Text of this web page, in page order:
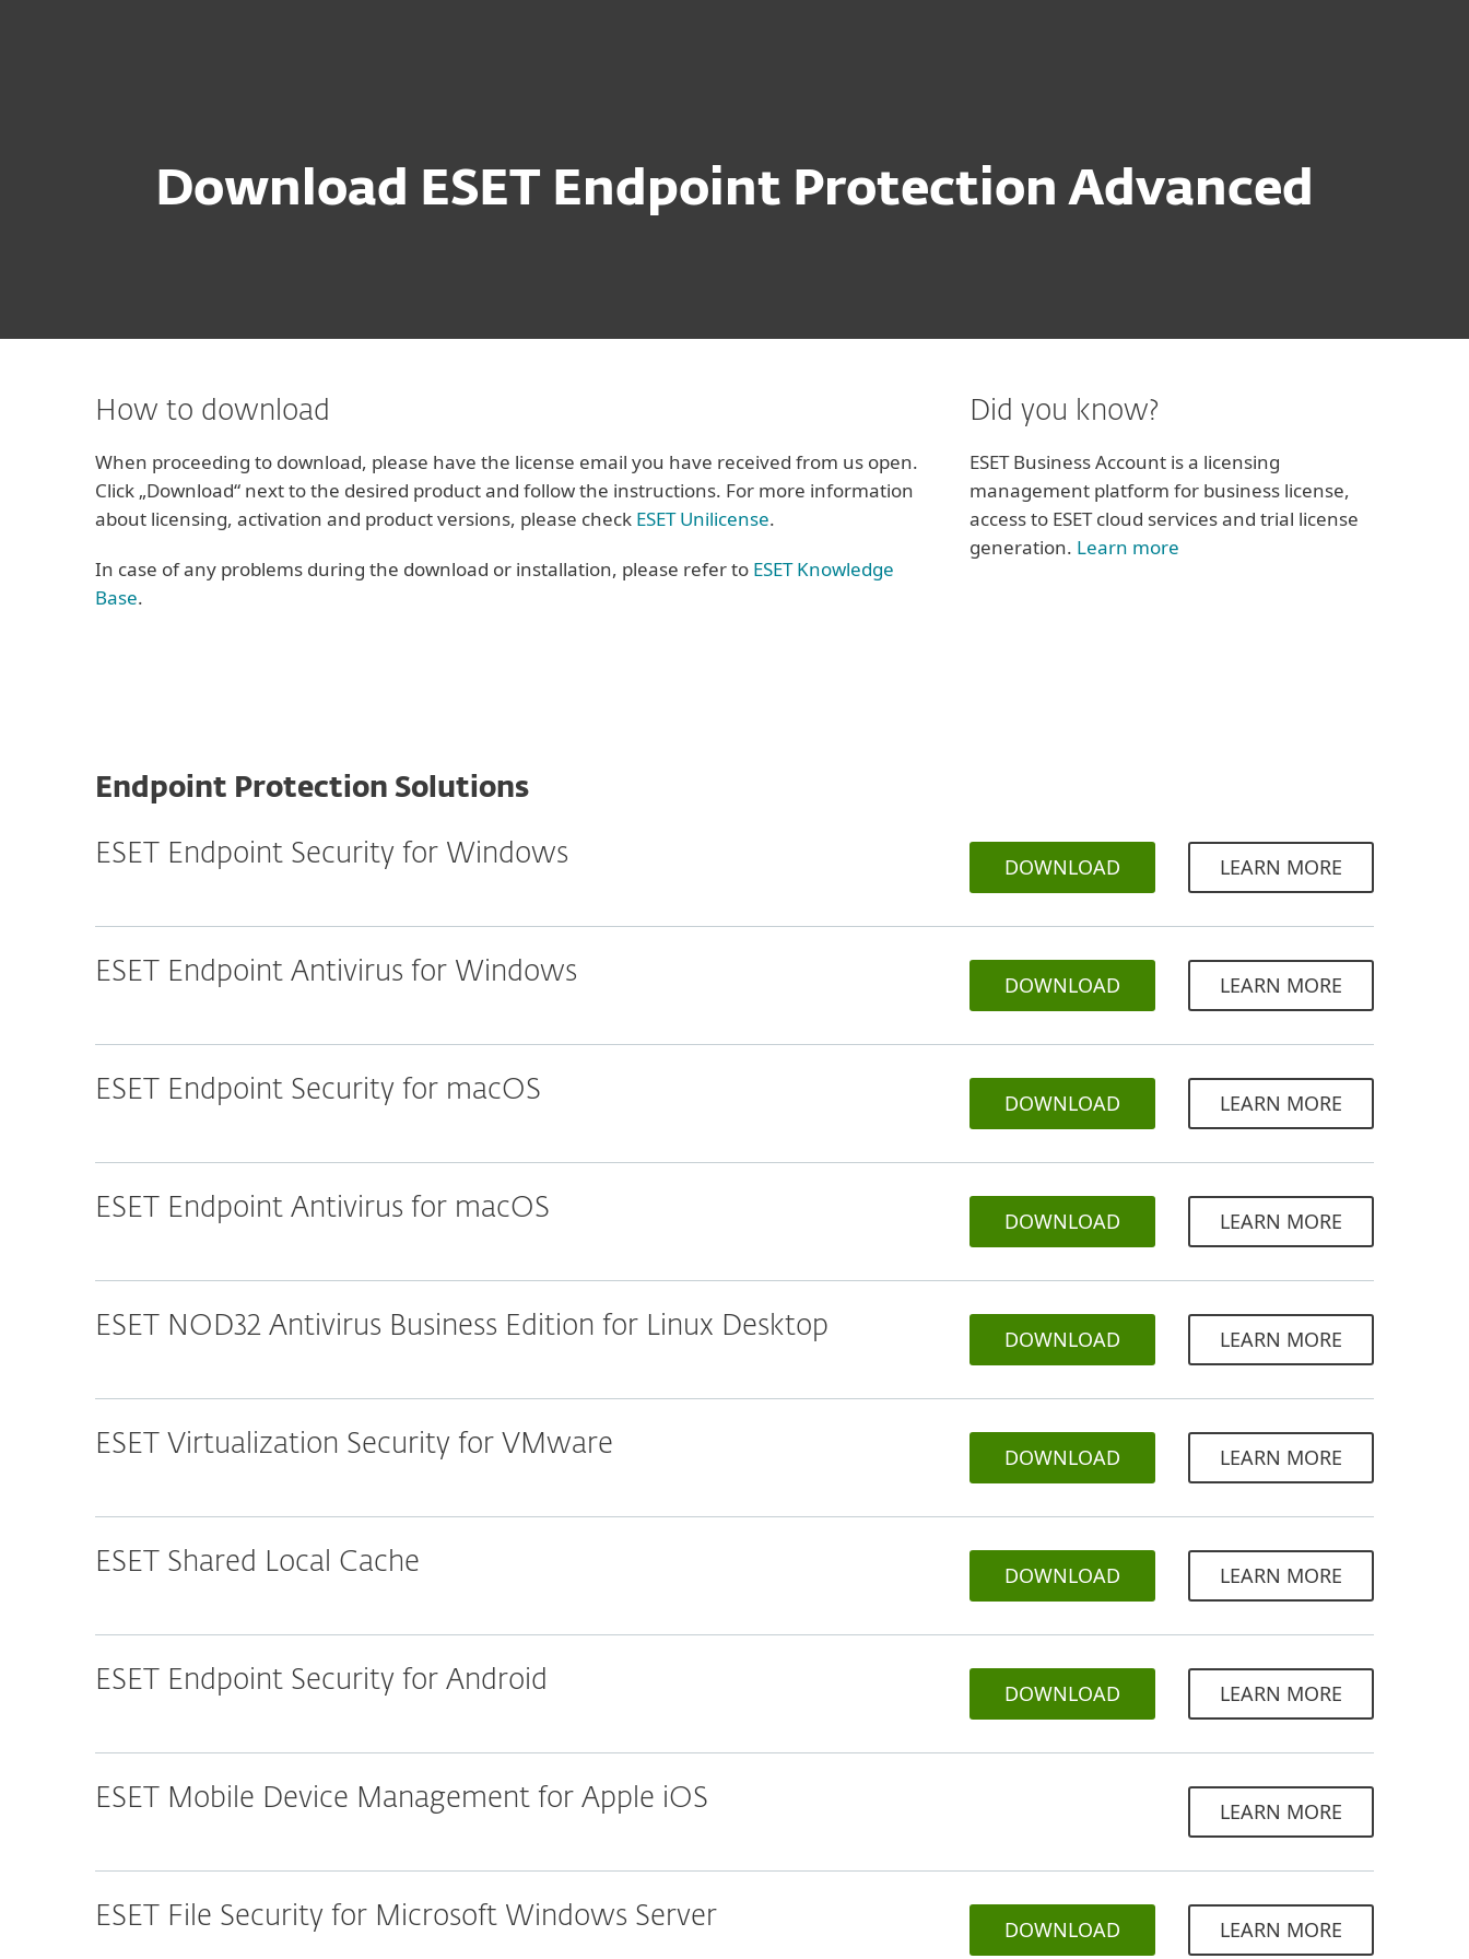
Download ESET Endpoint Protection Advanced
How to download
When proceeding to download, please have the license email you have received from us open.
Click „Download“ next to the desired product and follow the instructions. For more information
about licensing, activation and product versions, please check ESET Unilicense.
In case of any problems during the download or installation, please refer to ESET Knowledge
Base.
Did you know?
ESET Business Account is a licensing
management platform for business license,
access to ESET cloud services and trial license
generation. Learn more
Endpoint Protection Solutions
ESET Endpoint Security for Windows DOWNLOAD LEARN MORE
ESET Endpoint Antivirus for Windows DOWNLOAD LEARN MORE
ESET Endpoint Security for macOS DOWNLOAD LEARN MORE
ESET Endpoint Antivirus for macOS DOWNLOAD LEARN MORE
ESET NOD32 Antivirus Business Edition for Linux Desktop DOWNLOAD LEARN MORE
ESET Virtualization Security for VMware DOWNLOAD LEARN MORE
ESET Shared Local Cache DOWNLOAD LEARN MORE
ESET Endpoint Security for Android DOWNLOAD LEARN MORE
ESET Mobile Device Management for Apple iOS LEARN MORE
ESET File Security for Microsoft Windows Server DOWNLOAD LEARN MORE